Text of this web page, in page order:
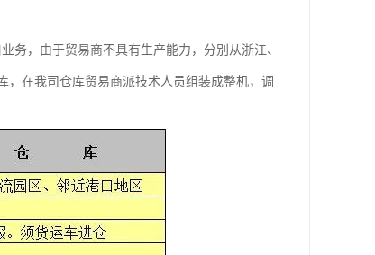
务，由于贸易商不具有生产能力，分别从浙江、
在我司仓库贸易商派技术人员组装成整机，调